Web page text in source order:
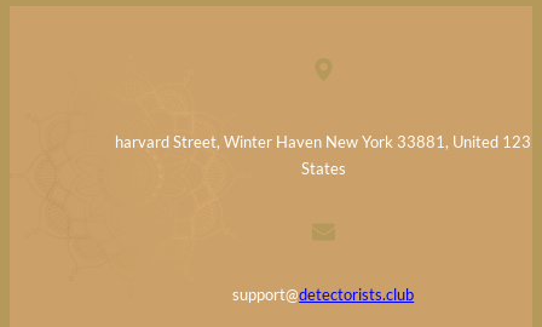
123 harvard Street, Winter Haven New York 33881, United
States
support@detectorists.club